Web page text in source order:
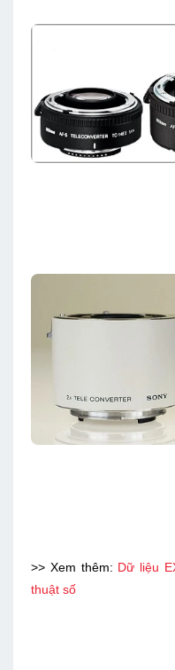
>> Xem thêm: Dữ liệu
thuật số